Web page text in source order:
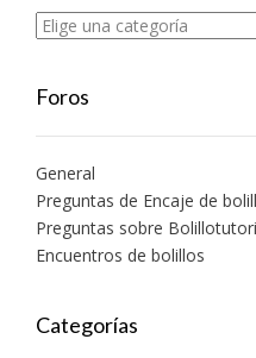
Foros
General
Preguntas de Encaje de
Preguntas sobre
Encuentros de bolillos
Categorías